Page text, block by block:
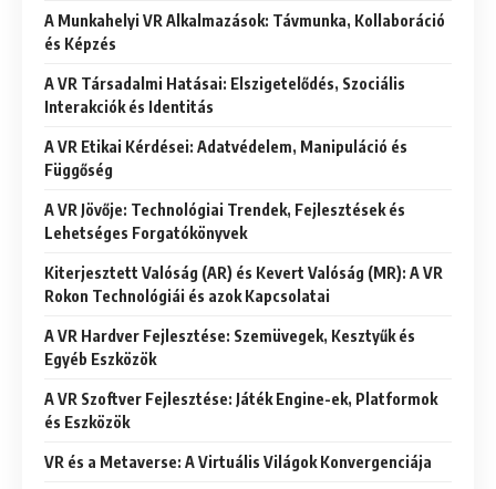
A Munkahelyi VR Alkalmazások: Távmunka, Kollaboráció
és Képzés
A VR Társadalmi Hatásai: Elszigetelődés, Szociális
Interakciók és Identitás
A VR Etikai Kérdései: Adatvédelem, Manipuláció és
Függőség
A VR Jövője: Technológiai Trendek, Fejlesztések és
Lehetséges Forgatókönyvek
Kiterjesztett Valóság (AR) és Kevert Valóság (MR): A VR
Rokon Technológiái és azok Kapcsolatai
A VR Hardver Fejlesztése: Szemüvegek, Kesztyűk és
Egyéb Eszközök
A VR Szoftver Fejlesztése: Játék Engine-ek, Platformok
és Eszközök
VR és a Metaverse: A Virtuális Világok Konvergenciája